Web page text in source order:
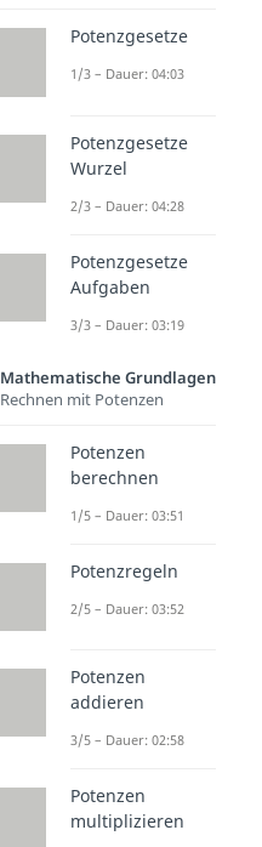
Potenzgesetze
1/3 – Dauer: 04:03
Potenzgesetze
Wurzel
2/3 – Dauer: 04:28
Potenzgesetze
Aufgaben
3/3 – Dauer: 03:19
Mathematische Grundlagen
Rechnen mit Potenzen
Potenzen
berechnen
1/5 – Dauer: 03:51
Potenzregeln
2/5 – Dauer: 03:52
Potenzen
addieren
3/5 – Dauer: 02:58
Potenzen
multiplizieren